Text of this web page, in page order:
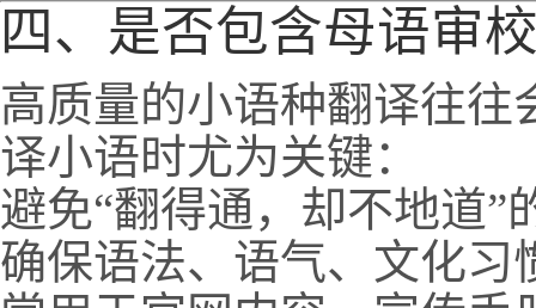
四、是否包含母语审
高质量的小语种翻译往往
译小语时尤为关键：
避免“翻得通，却不地道”
确保语法、语气、文化习